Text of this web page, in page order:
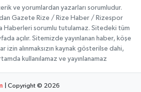
ve yorumlardan yazarları sorumludur.
Gazete Rize / Rize Haber / Rizespor
Haberleri sorumlu tutulamaz. Sitedeki tüm
açılır. Sitemizde yayınlanan haber, köşe
izin alınmaksızın kaynak gösterilse dahi,
kullanılamaz ve yayınlanamaz
| Copyright © 2026